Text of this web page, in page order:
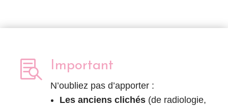
 Important
N’oubliez pas d’apporter :
Les anciens clichés (de radiologie,